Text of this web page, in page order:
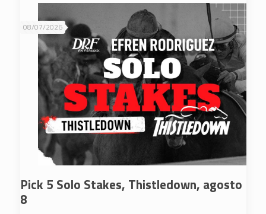
08/07/2026
Pick 5 Solo Stakes, Thistledown, agosto
8